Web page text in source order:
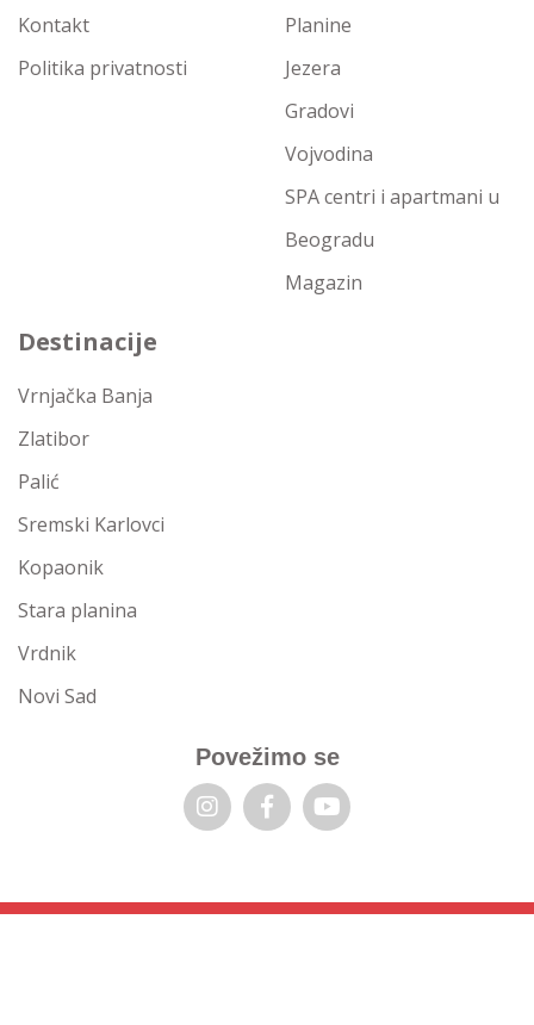
Kontakt
Politika privatnosti
Planine
Jezera
Gradovi
Vojvodina
SPA centri i apartmani u
Beogradu
Magazin
Destinacije
Vrnjačka Banja
Zlatibor
Palić
Sremski Karlovci
Kopaonik
Stara planina
Vrdnik
Novi Sad
Povežimo se